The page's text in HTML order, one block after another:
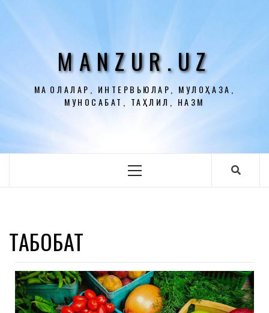
MANZUR.UZ
МАҚОЛАЛАР, ИНТЕРВЬЮЛАР, МУЛОҲАЗА,
МУНОСАБАТ, ТАҲЛИЛ, НАЗМ
меню
ТАБОБАТ